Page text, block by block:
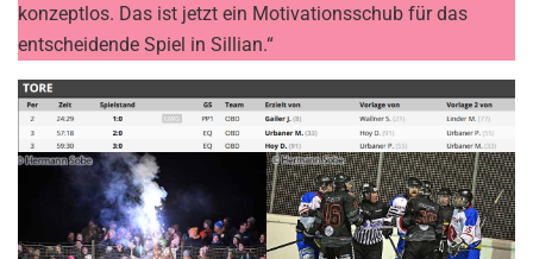
konzeptlos. Das ist jetzt ein Motivationsschub für das
entscheidende Spiel in Sillian.“